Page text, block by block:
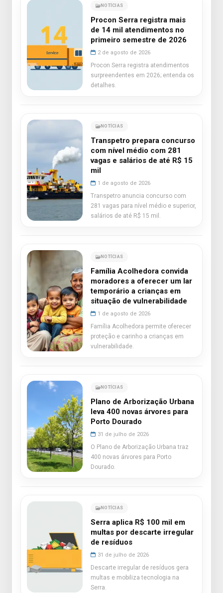
NOTÍCIAS
Procon Serra registra mais
de 14 mil atendimentos no
primeiro semestre de 2026
2 de agosto de 2026
Procon Serra registra atendimentos
surpreendentes em 2026; entenda os
detalhes.
NOTÍCIAS
Transpetro prepara concurso
com nível médio com 281
vagas e salários de até R$ 15
mil
1 de agosto de 2026
Transpetro anuncia concurso com
281 vagas para nível médio e superior,
salários de até R$ 15 mil.
NOTÍCIAS
Família Acolhedora convida
moradores a oferecer um lar
temporário a crianças em
situação de vulnerabilidade
1 de agosto de 2026
Família Acolhedora permite oferecer
proteção e carinho a crianças em
vulnerabilidade.
NOTÍCIAS
Plano de Arborização Urbana
leva 400 novas árvores para
Porto Dourado
31 de julho de 2026
O Plano de Arborização Urbana traz
400 novas árvores para Porto
Dourado.
NOTÍCIAS
Serra aplica R$ 100 mil em
multas por descarte irregular
de resíduos
31 de julho de 2026
Descarte irregular de resíduos gera
multas e mobiliza tecnologia na
Serra.